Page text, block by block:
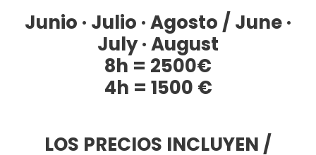
Junio · Julio · Agosto / June ·
July · August
8h = 2500€
4h = 1500 €
LOS PRECIOS INCLUYEN /